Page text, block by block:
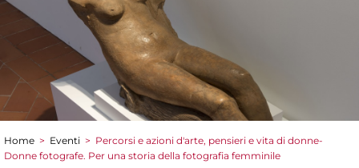
Tu sei qui
Home > Eventi > Percorsi e azioni d'arte, pensieri e vita di donne-
Donne fotografe. Per una storia della fotografia femminile